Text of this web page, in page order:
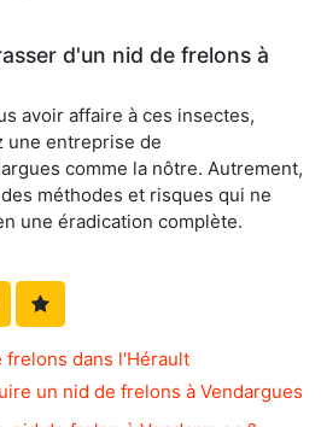
d'un nid de frelons à
avoir affaire à ces insectes,
une entreprise de
comme la nôtre. Autrement,
méthodes et risques qui ne
une éradication complète.
dans l'Hérault
un nid de frelons à Vendargues